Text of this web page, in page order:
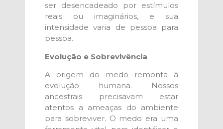
ser desencadeado por estímulos
reais ou imaginários, e sua
intensidade varia de pessoa para
pessoa.
Evolução e Sobrevivência
A origem do medo remonta à
evolução humana. Nossos
ancestrais precisavam estar
atentos a ameaças do ambiente
para sobreviver. O medo era uma